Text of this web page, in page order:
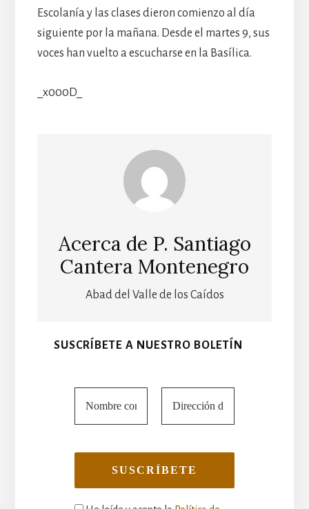
Escolanía y las clases dieron comienzo al día
siguiente por la mañana. Desde el martes 9, sus
voces han vuelto a escucharse en la Basílica.
_x000D_
Acerca de P. Santiago
Cantera Montenegro
Abad del Valle de los Caídos
SUSCRÍBETE A NUESTRO BOLETÍN